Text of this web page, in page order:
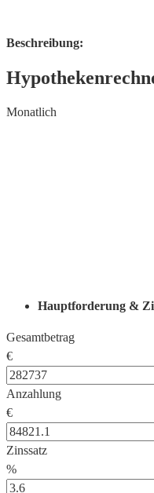
Beschreibung:
Monatlich
Hauptforderung &
Gesamtbetrag
€
Anzahlung
€
Zinssatz
%